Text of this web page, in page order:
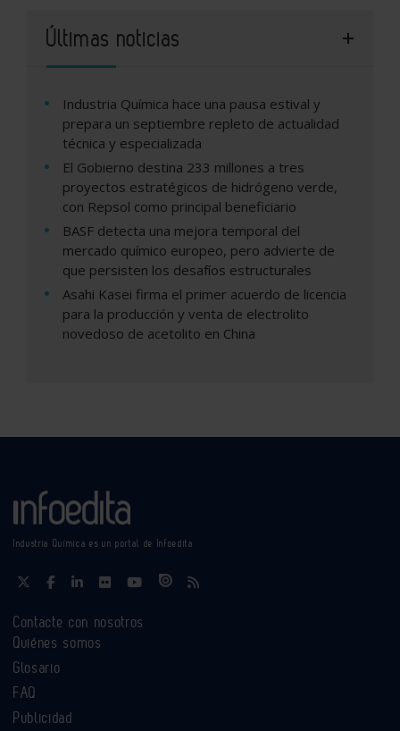
Últimas noticias
Industria Química hace una pausa estival y
prepara un septiembre repleto de actualidad
técnica y especializada
El Gobierno destina 233 millones a tres
proyectos estratégicos de hidrógeno verde,
con Repsol como principal beneficiario
BASF detecta una mejora temporal del
mercado químico europeo, pero advierte de
que persisten los desafíos estructurales
Asahi Kasei firma el primer acuerdo de licencia
para la producción y venta de electrolito
novedoso de acetolito en China
Industria Química es un portal de Infoedita
Contacte con nosotros
Quiénes somos
Glosario
FAQ
Publicidad